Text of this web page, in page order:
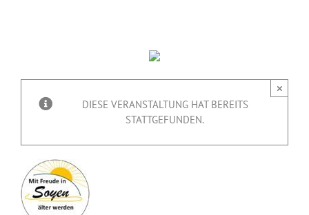
DIESE VERANSTALTUNG HAT BEREITS
STATTGEFUNDEN.
×